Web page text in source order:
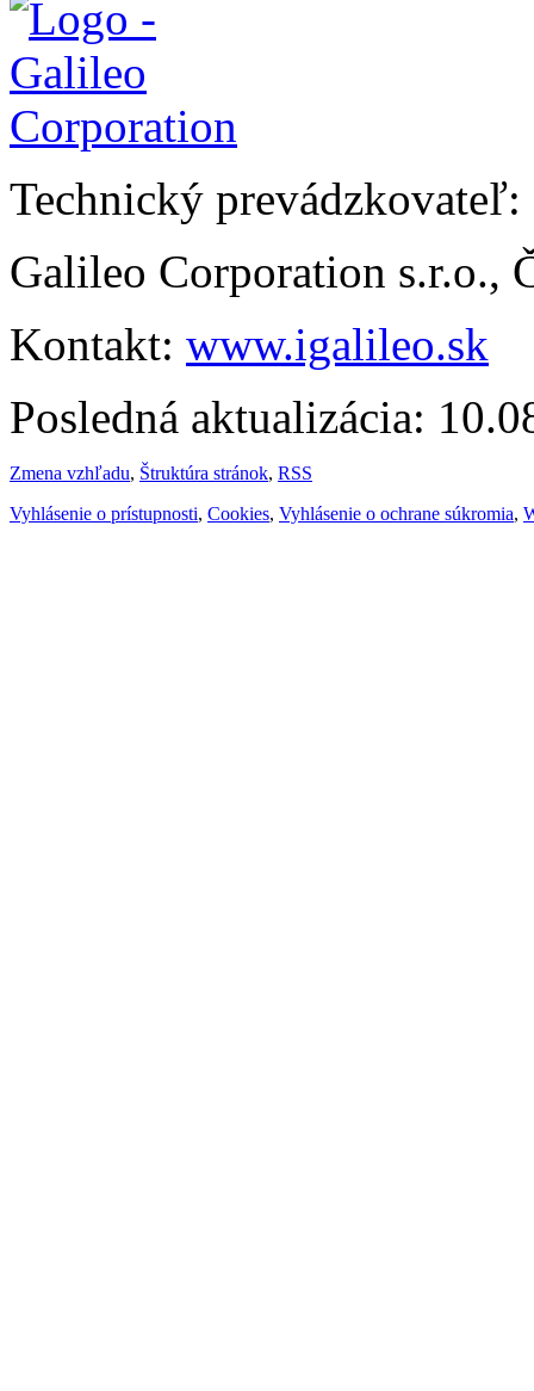
Technický prevádzkovateľ:
Galileo Corporation s.r.o.,
Kontakt: www.igalileo.sk
Posledná aktualizácia:
Zmena vzhľadu, Štruktúra stránok, RSS
Vyhlásenie o prístupnosti, Cookies, Vyhlásenie o ochrane súkromia,